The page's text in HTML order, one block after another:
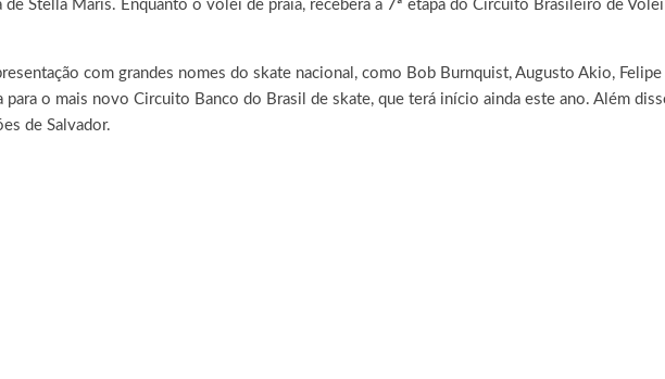
de Stella Maris. Enquanto o vôlei de praia, receberá a 7ª etapa do Circuito Brasileiro de
com grandes nomes do skate nacional, como Bob Burnquist, Augusto Akio,
o mais novo Circuito Banco do Brasil de skate, que terá início ainda este ano. Além
de Salvador.